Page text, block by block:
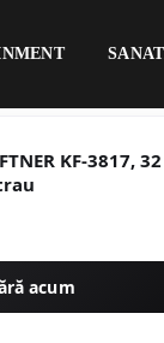
KF-3817,
acum